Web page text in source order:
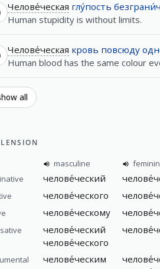
Челове́ческая глу́пость
Human stupidity is without limits.
Челове́ческая кровь повсюду
Human blood has the same colour
all
masculine
челове́ческий
челове́ческого
челове́ческому
челове́ческий
челове́ческого
челове́ческим